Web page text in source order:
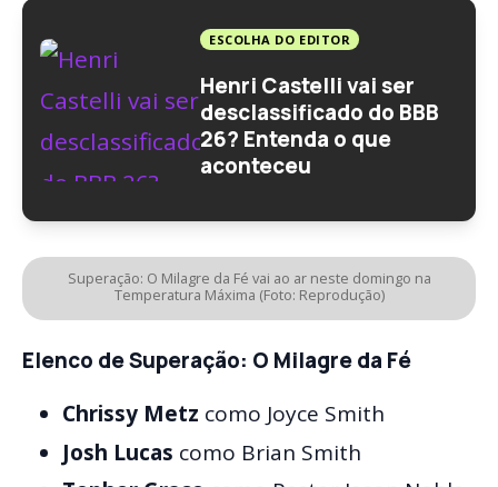
ESCOLHA DO EDITOR
Henri Castelli vai ser
desclassificado do BBB
26? Entenda o que
aconteceu
Superação: O Milagre da Fé vai ao ar neste domingo na
Temperatura Máxima (Foto: Reprodução)
Elenco de Superação: O Milagre da Fé
Chrissy Metz como Joyce Smith
Josh Lucas como Brian Smith